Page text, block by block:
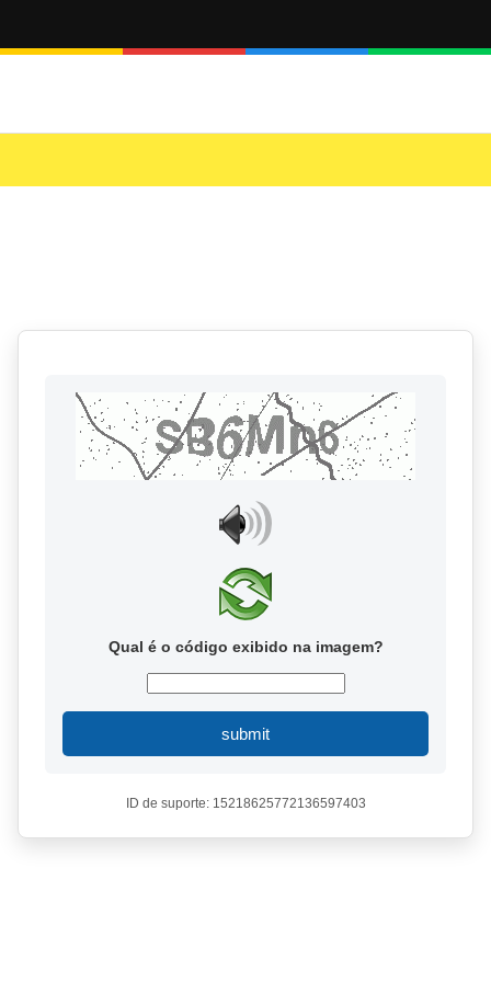
Qual é o código exibido na imagem?
submit
ID de suporte: 15218625772136597403